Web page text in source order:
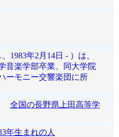
1983年2月14日 - ）は、
音楽学部卒業、同大学院
ーモニー交響楽団に所
全国の長野県上田高等学
年生まれの人